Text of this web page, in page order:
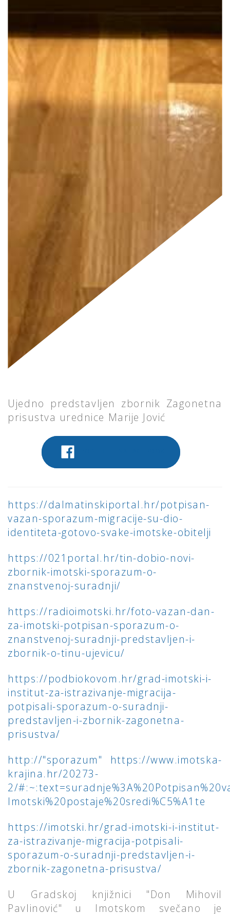
Ujedno predstavljen zbornik Zagonetna
prisustva urednice Marije Jović
https://dalmatinskiportal.hr/potpisan-
vazan-sporazum-migracije-su-dio-
identiteta-gotovo-svake-imotske-obitelji
https://021portal.hr/tin-dobio-novi-
zbornik-imotski-sporazum-o-
znanstvenoj-suradnji/
https://radioimotski.hr/foto-vazan-dan-
za-imotski-potpisan-sporazum-o-
znanstvenoj-suradnji-predstavljen-i-
zbornik-o-tinu-ujevicu/
https://podbiokovom.hr/grad-imotski-i-
institut-za-istrazivanje-migracija-
potpisali-sporazum-o-suradnji-
predstavljen-i-zbornik-zagonetna-
prisustva/
http://"sporazum" https://www.imotska-
krajina.hr/20273-
2/
Imotski%20postaje%20sredi%C5%A1te
https://imotski.hr/grad-imotski-i-institut-
za-istrazivanje-migracija-potpisali-
sporazum-o-suradnji-predstavljen-i-
zbornik-zagonetna-prisustva/
U Gradskoj knjižnici "Don Mihovil
Pavlinović" u Imotskom svečano je